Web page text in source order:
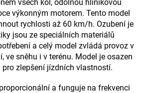
všech kol, odolnou hliníkovou
výkonným motorem. Tento model
rychlosti až 60 km/h. Ozubení je
jsou ze speciálních materiálů
a celý model zvládá provoz v
ve sněhu i v terénu. Model je osazen
zlepšení jízdních vlastností.
a funguje na frekvenci